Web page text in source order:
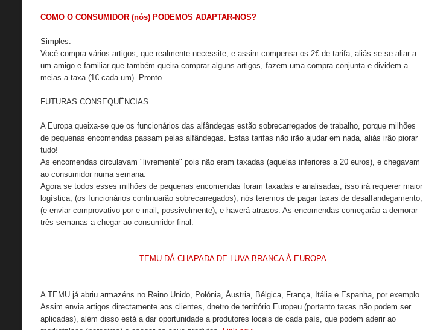
COMO O CONSUMIDOR (nós) PODEMOS ADAPTAR-NOS?
Simples:
Você compra vários artigos, que realmente necessite, e assim compensa os 2€ de tarifa, aliás se se aliar a
um amigo e familiar que também queira comprar alguns artigos, fazem uma compra conjunta e dividem a
meias a taxa (1€ cada um). Pronto.
FUTURAS CONSEQUÊNCIAS.
A Europa queixa-se que os funcionários das alfândegas estão sobrecarregados de trabalho, porque milhões
de pequenas encomendas passam pelas alfândegas. Estas tarifas não irão ajudar em nada, aliás irão piorar
tudo!
As encomendas circulavam "livremente" pois não eram taxadas (aquelas inferiores a 20 euros), e chegavam
ao consumidor numa semana.
Agora se todos esses milhões de pequenas encomendas foram taxadas e analisadas, isso irá requerer maior
logística, (os funcionários continuarão sobrecarregados), nós teremos de pagar taxas de desalfandegamento,
(e enviar comprovativo por e-mail, possivelmente), e haverá atrasos. As encomendas começarão a demorar
três semanas a chegar ao consumidor final.
TEMU DÁ CHAPADA DE LUVA BRANCA À EUROPA
A TEMU já abriu armazéns no Reino Unido, Polónia, Áustria, Bélgica, França, Itália e Espanha, por exemplo.
Assim envia artigos directamente aos clientes, dnetro de território Europeu (portanto taxas não podem ser
aplicadas), além disso está a dar oportunidade a produtores locais de cada país, que podem aderir ao